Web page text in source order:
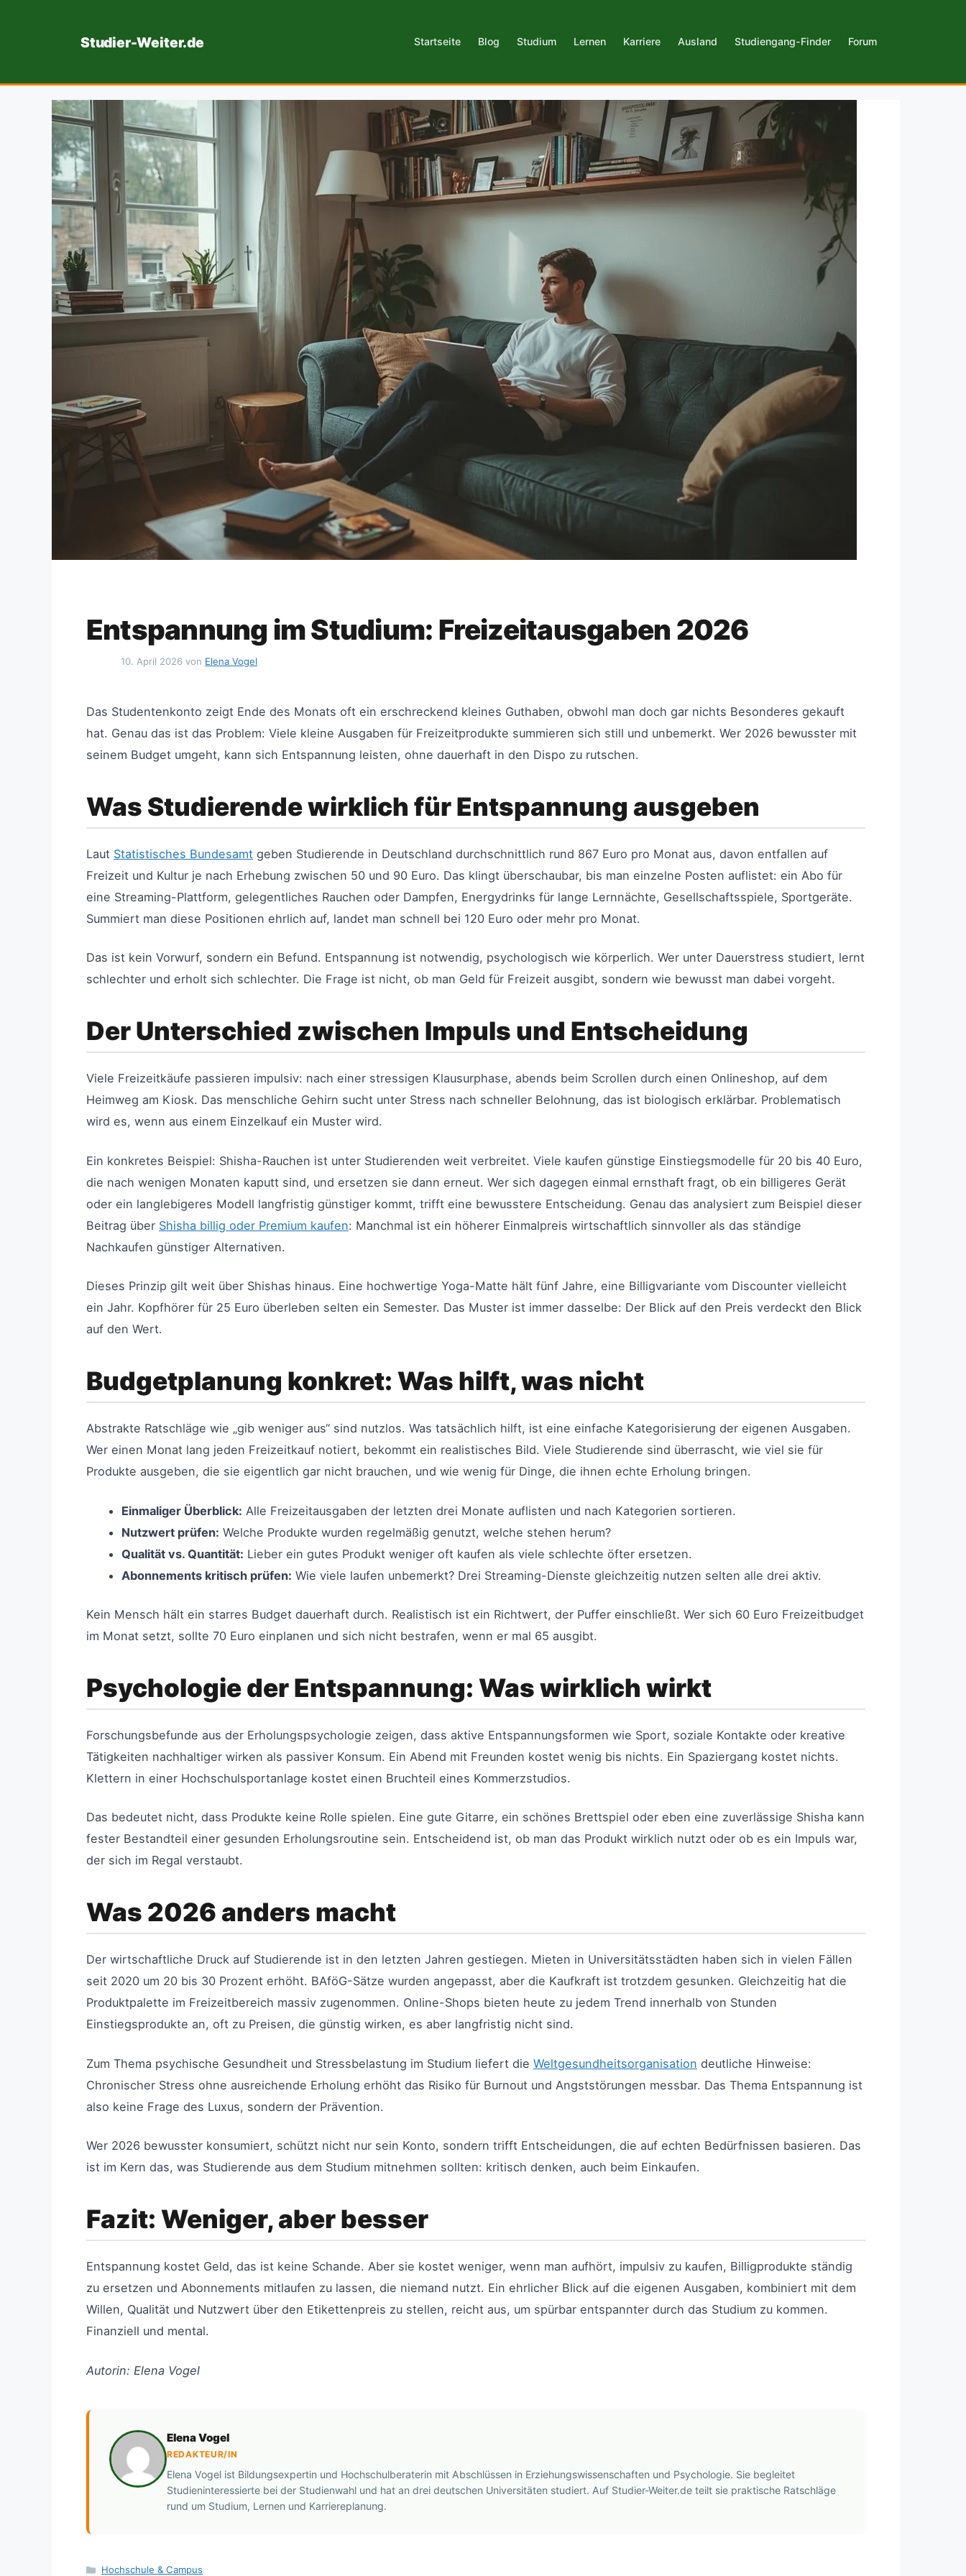
Studier-Weiter.de Startseite Blog Studium Lernen Karriere Ausland Studiengang-Finder Forum
Entspannung im Studium: Freizeitausgaben 2026
10. April 2026 von Elena Vogel
Das Studentenkonto zeigt Ende des Monats oft ein erschreckend kleines Guthaben, obwohl man doch gar nichts Besonderes gekauft
hat. Genau das ist das Problem: Viele kleine Ausgaben für Freizeitprodukte summieren sich still und unbemerkt. Wer 2026 bewusster mit
seinem Budget umgeht, kann sich Entspannung leisten, ohne dauerhaft in den Dispo zu rutschen.
Was Studierende wirklich für Entspannung ausgeben
Laut Statistisches Bundesamt geben Studierende in Deutschland durchschnittlich rund 867 Euro pro Monat aus, davon entfallen auf
Freizeit und Kultur je nach Erhebung zwischen 50 und 90 Euro. Das klingt überschaubar, bis man einzelne Posten auflistet: ein Abo für
eine Streaming-Plattform, gelegentliches Rauchen oder Dampfen, Energydrinks für lange Lernnächte, Gesellschaftsspiele, Sportgeräte.
Summiert man diese Positionen ehrlich auf, landet man schnell bei 120 Euro oder mehr pro Monat.
Das ist kein Vorwurf, sondern ein Befund. Entspannung ist notwendig, psychologisch wie körperlich. Wer unter Dauerstress studiert, lernt
schlechter und erholt sich schlechter. Die Frage ist nicht, ob man Geld für Freizeit ausgibt, sondern wie bewusst man dabei vorgeht.
Der Unterschied zwischen Impuls und Entscheidung
Viele Freizeitkäufe passieren impulsiv: nach einer stressigen Klausurphase, abends beim Scrollen durch einen Onlineshop, auf dem
Heimweg am Kiosk. Das menschliche Gehirn sucht unter Stress nach schneller Belohnung, das ist biologisch erklärbar. Problematisch
wird es, wenn aus einem Einzelkauf ein Muster wird.
Ein konkretes Beispiel: Shisha-Rauchen ist unter Studierenden weit verbreitet. Viele kaufen günstige Einstiegsmodelle für 20 bis 40 Euro,
die nach wenigen Monaten kaputt sind, und ersetzen sie dann erneut. Wer sich dagegen einmal ernsthaft fragt, ob ein billigeres Gerät
oder ein langlebigeres Modell langfristig günstiger kommt, trifft eine bewusstere Entscheidung. Genau das analysiert zum Beispiel dieser
Beitrag über Shisha billig oder Premium kaufen: Manchmal ist ein höherer Einmalpreis wirtschaftlich sinnvoller als das ständige
Nachkaufen günstiger Alternativen.
Dieses Prinzip gilt weit über Shishas hinaus. Eine hochwertige Yoga-Matte hält fünf Jahre, eine Billigvariante vom Discounter vielleicht
ein Jahr. Kopfhörer für 25 Euro überleben selten ein Semester. Das Muster ist immer dasselbe: Der Blick auf den Preis verdeckt den Blick
auf den Wert.
Budgetplanung konkret: Was hilft, was nicht
Abstrakte Ratschläge wie „gib weniger aus“ sind nutzlos. Was tatsächlich hilft, ist eine einfache Kategorisierung der eigenen Ausgaben.
Wer einen Monat lang jeden Freizeitkauf notiert, bekommt ein realistisches Bild. Viele Studierende sind überrascht, wie viel sie für
Produkte ausgeben, die sie eigentlich gar nicht brauchen, und wie wenig für Dinge, die ihnen echte Erholung bringen.
Einmaliger Überblick: Alle Freizeitausgaben der letzten drei Monate auflisten und nach Kategorien sortieren.
Nutzwert prüfen: Welche Produkte wurden regelmäßig genutzt, welche stehen herum?
Qualität vs. Quantität: Lieber ein gutes Produkt weniger oft kaufen als viele schlechte öfter ersetzen.
Abonnements kritisch prüfen: Wie viele laufen unbemerkt? Drei Streaming-Dienste gleichzeitig nutzen selten alle drei aktiv.
Kein Mensch hält ein starres Budget dauerhaft durch. Realistisch ist ein Richtwert, der Puffer einschließt. Wer sich 60 Euro Freizeitbudget
im Monat setzt, sollte 70 Euro einplanen und sich nicht bestrafen, wenn er mal 65 ausgibt.
Psychologie der Entspannung: Was wirklich wirkt
Forschungsbefunde aus der Erholungspsychologie zeigen, dass aktive Entspannungsformen wie Sport, soziale Kontakte oder kreative
Tätigkeiten nachhaltiger wirken als passiver Konsum. Ein Abend mit Freunden kostet wenig bis nichts. Ein Spaziergang kostet nichts.
Klettern in einer Hochschulsportanlage kostet einen Bruchteil eines Kommerzstudios.
Das bedeutet nicht, dass Produkte keine Rolle spielen. Eine gute Gitarre, ein schönes Brettspiel oder eben eine zuverlässige Shisha kann
fester Bestandteil einer gesunden Erholungsroutine sein. Entscheidend ist, ob man das Produkt wirklich nutzt oder ob es ein Impuls war,
der sich im Regal verstaubt.
Was 2026 anders macht
Der wirtschaftliche Druck auf Studierende ist in den letzten Jahren gestiegen. Mieten in Universitätsstädten haben sich in vielen Fällen
seit 2020 um 20 bis 30 Prozent erhöht. BAföG-Sätze wurden angepasst, aber die Kaufkraft ist trotzdem gesunken. Gleichzeitig hat die
Produktpalette im Freizeitbereich massiv zugenommen. Online-Shops bieten heute zu jedem Trend innerhalb von Stunden
Einstiegsprodukte an, oft zu Preisen, die günstig wirken, es aber langfristig nicht sind.
Zum Thema psychische Gesundheit und Stressbelastung im Studium liefert die Weltgesundheitsorganisation deutliche Hinweise:
Chronischer Stress ohne ausreichende Erholung erhöht das Risiko für Burnout und Angststörungen messbar. Das Thema Entspannung ist
also keine Frage des Luxus, sondern der Prävention.
Wer 2026 bewusster konsumiert, schützt nicht nur sein Konto, sondern trifft Entscheidungen, die auf echten Bedürfnissen basieren. Das
ist im Kern das, was Studierende aus dem Studium mitnehmen sollten: kritisch denken, auch beim Einkaufen.
Fazit: Weniger, aber besser
Entspannung kostet Geld, das ist keine Schande. Aber sie kostet weniger, wenn man aufhört, impulsiv zu kaufen, Billigprodukte ständig
zu ersetzen und Abonnements mitlaufen zu lassen, die niemand nutzt. Ein ehrlicher Blick auf die eigenen Ausgaben, kombiniert mit dem
Willen, Qualität und Nutzwert über den Etikettenpreis zu stellen, reicht aus, um spürbar entspannter durch das Studium zu kommen.
Finanziell und mental.
Autorin: Elena Vogel
Elena Vogel
REDAKTEUR/IN
Elena Vogel ist Bildungsexpertin und Hochschulberaterin mit Abschlüssen in Erziehungswissenschaften und Psychologie. Sie begleitet
Studieninteressierte bei der Studienwahl und hat an drei deutschen Universitäten studiert. Auf Studier-Weiter.de teilt sie praktische Ratschläge
rund um Studium, Lernen und Karriereplanung.
Kategorien
Hochschule & Campus